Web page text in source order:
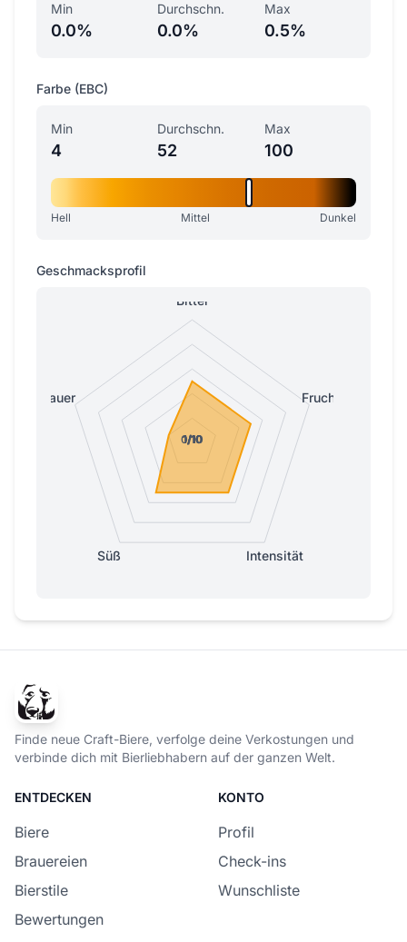
Min
0.0%
Durchschn.
0.0%
Max
0.5%
Farbe (EBC)
Min
4
Durchschn.
52
Max
100
Hell Mittel Dunkel
Geschmacksprofil
Bitter
Fruchtig
Intensität
Süß
Sauer
1/10
1/10
1/10
1/10
0/10
Finde neue Craft-Biere, verfolge deine Verkostungen und
verbinde dich mit Bierliebhabern auf der ganzen Welt.
ENTDECKEN
Biere
Brauereien
Bierstile
Bewertungen
KONTO
Profil
Check-ins
Wunschliste